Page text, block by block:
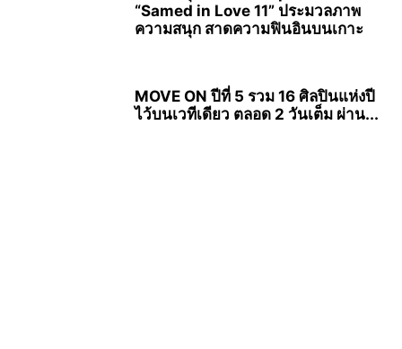
“Samed in Love 11” ประมวลภาพ
ความสนุก สาดความฟินอินบนเกาะ
MOVE ON ปีที่ 5 รวม 16 ศิลปินแห่งปี
ไว้บนเวทีเดียว ตลอด 2 วันเต็ม ผ่าน...